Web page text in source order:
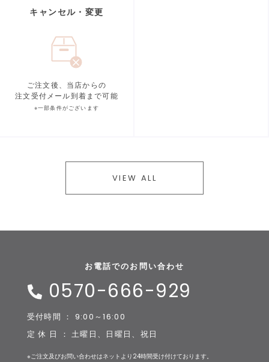
キャンセル・変更
ご注文後、当店からの
注文受付メール到着まで可能
※一部条件がございます
VIEW ALL
お電話でのお問い合わせ
0570-666-929
受付時間 ： 9:00～16:00
定 休 日 ： 土曜日、日曜日、祝日
※ご注文及びお問い合わせはネットより24時間受け付けております。